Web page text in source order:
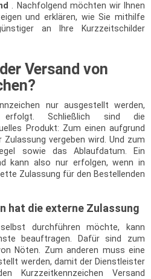
. Nachfolgend möchten wir Ihnen
und erklären, wie Sie mithilfe
an Ihre Kurzzeitschilder
Versand von
nur ausgestellt werden,
Schließlich sind die
Produkt: Zum einen aufgrund
vergeben wird. Und zum
sowie das Ablaufdatum. Ein
kann also nur erfolgen, wenn in
Zulassung für den Bestellenden
hat die externe Zulassung
durchführen möchte, kann
beauftragen. Dafür sind zum
Nöten. Zum anderen muss eine
werden, damit der Dienstleister
Kurzzeitkennzeichen Versand